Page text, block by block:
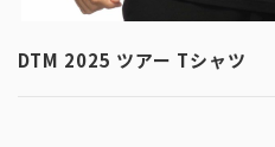
DTM 2025 ツアー Tシャツ